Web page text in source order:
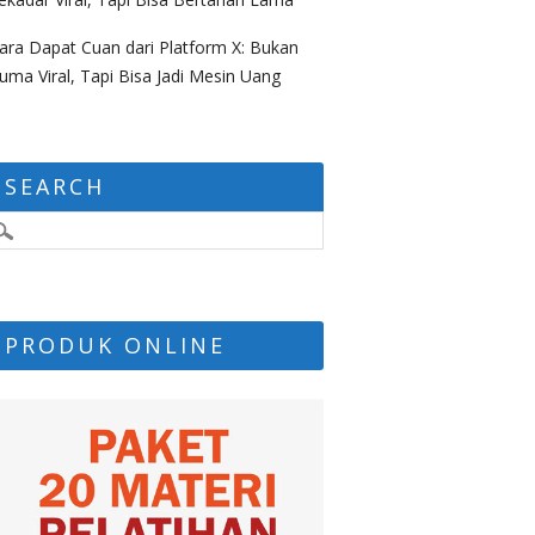
Dapat Cuan dari Platform X: Bukan
Viral, Tapi Bisa Jadi Mesin Uang
SEARCH
PRODUK ONLINE